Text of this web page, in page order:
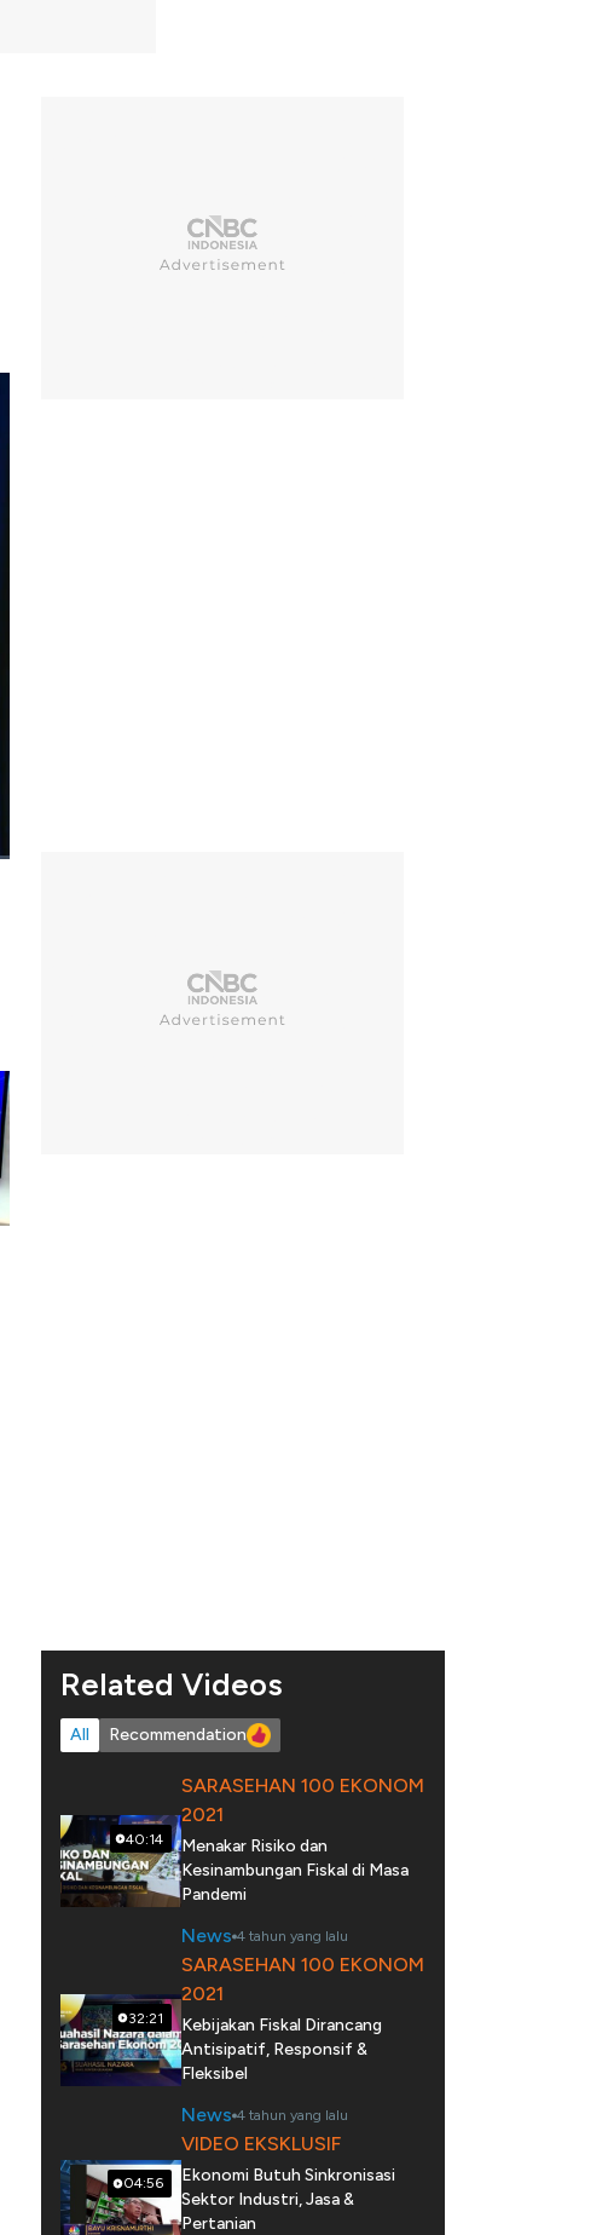
Related Videos
All Recommendation
40:14
SARASEHAN 100 EKONOM
2021
Menakar Risiko dan
Kesinambungan Fiskal di Masa
Pandemi
News 4 tahun yang lalu
32:21
SARASEHAN 100 EKONOM
2021
Kebijakan Fiskal Dirancang
Antisipatif, Responsif &
Fleksibel
News 4 tahun yang lalu
04:56
VIDEO EKSKLUSIF
Ekonomi Butuh Sinkronisasi
Sektor Industri, Jasa &
Pertanian